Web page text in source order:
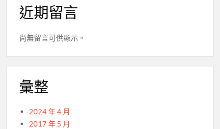
近期留言
尚無留言可供顯示。
彙整
2024 年 4 月
2017 年 5 月